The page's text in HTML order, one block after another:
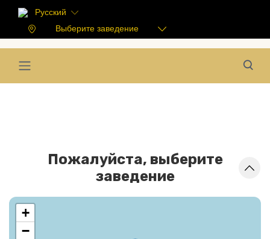
Русский
Выберите заведение
Пожалуйста, выберите
заведение
+
−